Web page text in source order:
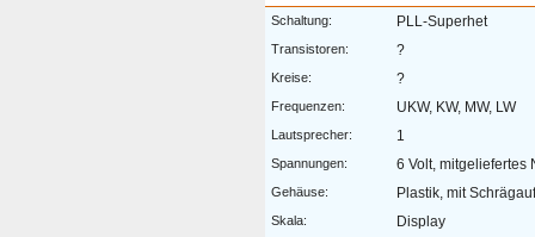
Schaltung: PLL-Superhet
Transistoren: ?
Kreise: ?
Frequenzen: UKW, KW, MW, LW
Lautsprecher: 1
Spannungen: 6 Volt, mitgeliefertes
Gehäuse: Plastik, mit
Skala: Display